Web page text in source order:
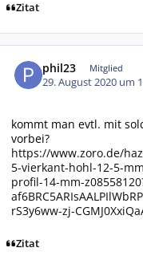
Zitat
phil23 Mitglied
29. August 2020 um
kommt man evtl. mit
vorbei?
https://www.zoro.de/
5-vierkant-hohl-12-5-
profil-14-mm-
rS3y6ww-zj-
Zitat